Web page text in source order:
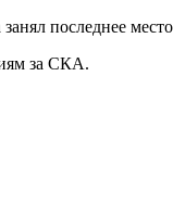
последнее
за СКА.